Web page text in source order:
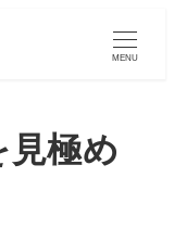
MENU
見極め